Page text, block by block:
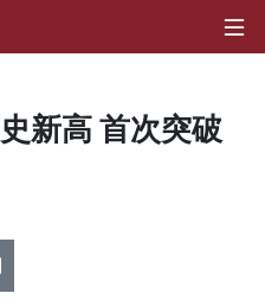
新高 首次突破